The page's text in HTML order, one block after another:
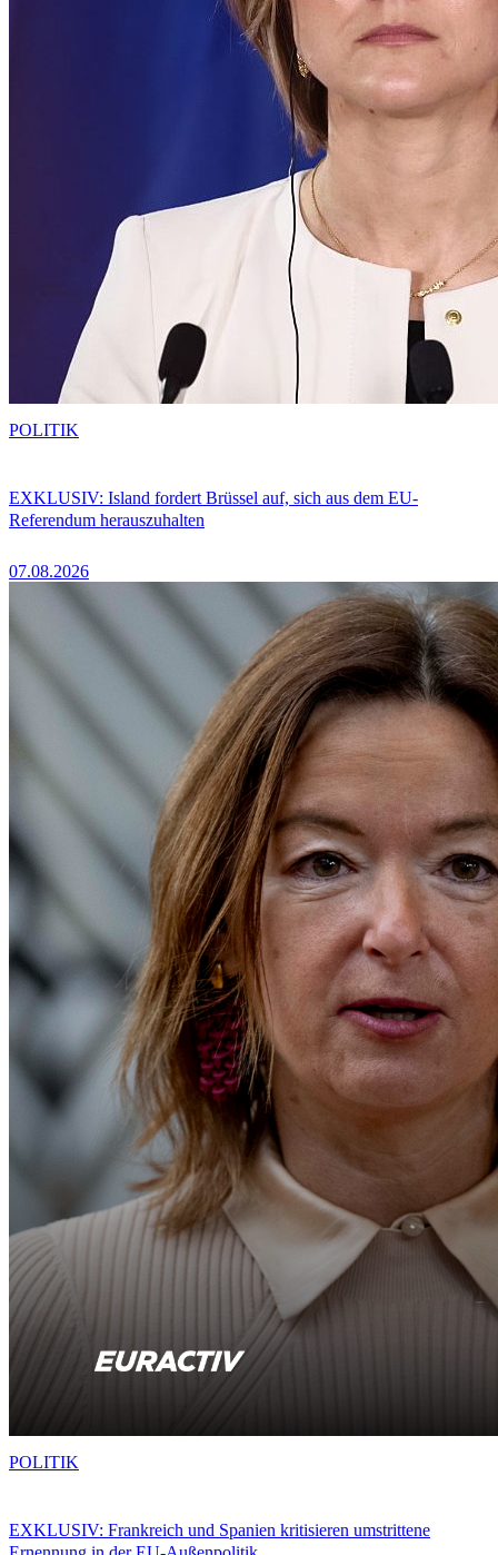
EXKLUSIV: Island fordert Brüssel auf, sich aus dem EU-
Referendum herauszuhalten
07.08.2026
POLITIK
EXKLUSIV: Frankreich und Spanien kritisieren umstrittene
POLITIK